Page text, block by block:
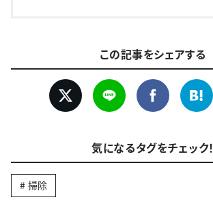
この記事をシェアする
気になるタグをチェック！
掃除